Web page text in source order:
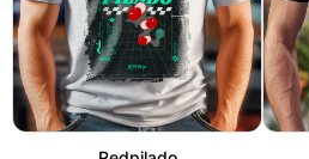
P, M, G, GG, XGG